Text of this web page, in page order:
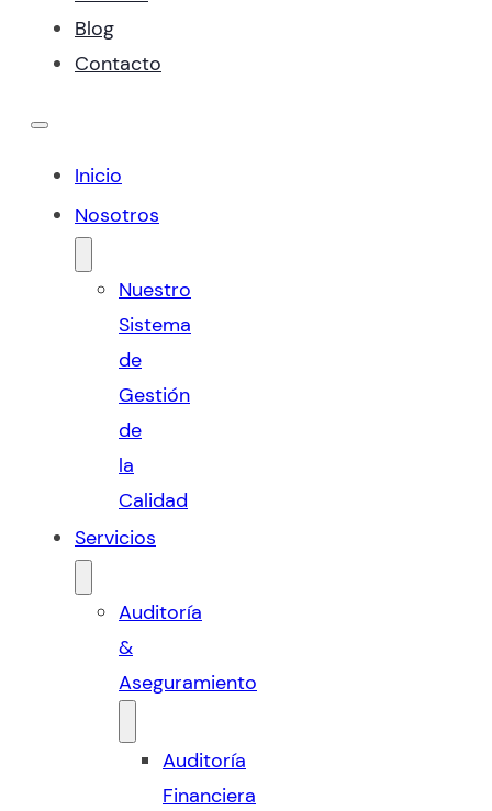
Blog
Contacto
Inicio
Nosotros
Nuestro
Sistema
de
Gestión
de
la
Calidad
Servicios
Auditoría
&
Aseguramiento
Auditoría
Financiera